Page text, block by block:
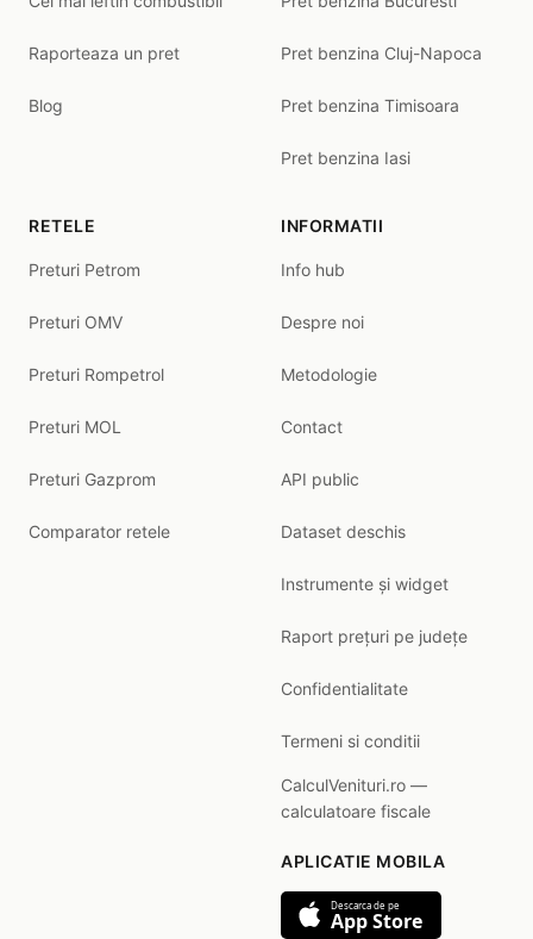
Raporteaza un pret
Blog
Pret benzina Cluj-Napoca
Pret benzina Timisoara
Pret benzina Iasi
RETELE
Preturi Petrom
Preturi OMV
Preturi Rompetrol
Preturi MOL
Preturi Gazprom
Comparator retele
INFORMATII
Info hub
Despre noi
Metodologie
Contact
API public
Dataset deschis
Instrumente și widget
Raport prețuri pe județe
Confidentialitate
Termeni si conditii
CalculVenituri.ro —
calculatoare fiscale
APLICATIE MOBILA
Descarca de pe
App Store